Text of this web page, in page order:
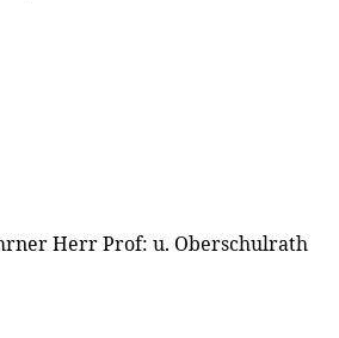
Herr Prof: u. Oberschulrath